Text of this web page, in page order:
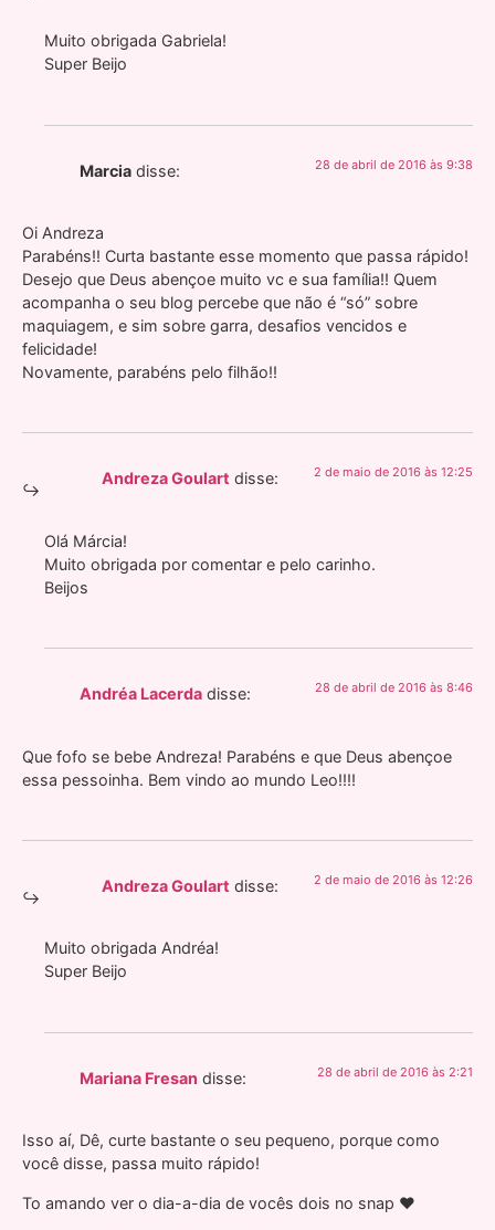
Muito obrigada Gabriela!
Super Beijo
Marcia disse: 28 de abril de 2016 às 9:38
Oi Andreza
Parabéns!! Curta bastante esse momento que passa rápido!
Desejo que Deus abençoe muito vc e sua família!! Quem
acompanha o seu blog percebe que não é “só” sobre
maquiagem, e sim sobre garra, desafios vencidos e
felicidade!
Novamente, parabéns pelo filhão!!
Andreza Goulart disse: 2 de maio de 2016 às 12:25
Olá Márcia!
Muito obrigada por comentar e pelo carinho.
Beijos
Andréa Lacerda disse: 28 de abril de 2016 às 8:46
Que fofo se bebe Andreza! Parabéns e que Deus abençoe
essa pessoinha. Bem vindo ao mundo Leo!!!!
Andreza Goulart disse: 2 de maio de 2016 às 12:26
Muito obrigada Andréa!
Super Beijo
Mariana Fresan disse: 28 de abril de 2016 às 2:21
Isso aí, Dê, curte bastante o seu pequeno, porque como
você disse, passa muito rápido!
To amando ver o dia-a-dia de vocês dois no snap ❤